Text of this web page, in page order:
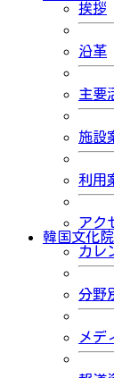
挨拶
沿革
主要
施設
利用
アク
韓国文化
カレ
分野
メデ